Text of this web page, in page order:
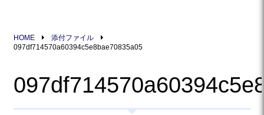
HOME
添付ファイル
097df714570a60394c5e8bae70835a05